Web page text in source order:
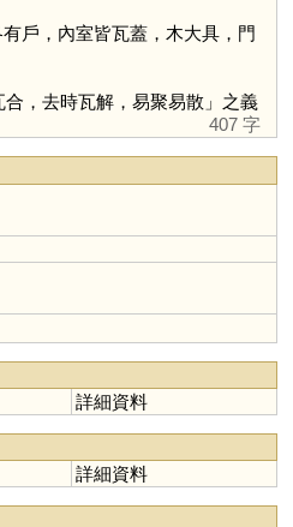
戶，內室皆瓦蓋，木大具，門
，去時瓦解，易聚易散」之義
407 字
詳細資料
詳細資料